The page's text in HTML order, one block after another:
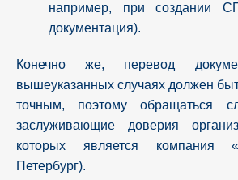
например, при создании СП
документация).
Конечно же, перевод
вышеуказанных случаях должен
точным, поэтому обращаться
заслуживающие доверия
которых является компания
Петербург).